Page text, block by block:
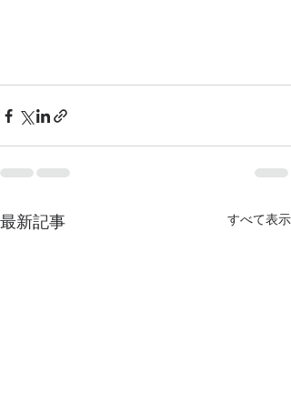
最新記事 すべて表示